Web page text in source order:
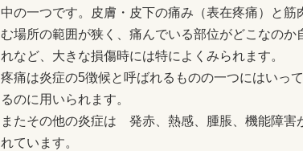
中の一つです。皮膚・皮下の痛み（表在疼痛）と
む場所の範囲が狭く、痛んでいる部位がどこなの
れなど、大きな損傷時には特によくみられます。
疼痛は炎症の5徴候と呼ばれるものの一つにはいっ
るのに用いられます。
またその他の炎症は 発赤、熱感、腫脹、機能障害
れています。